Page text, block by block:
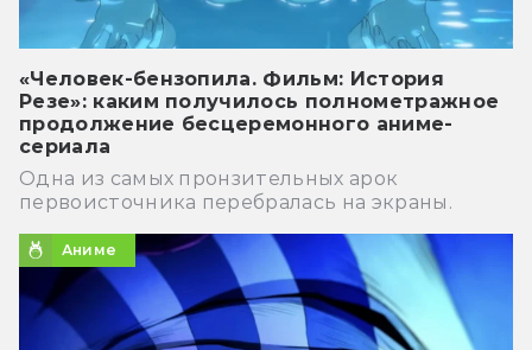
«Человек-бензопила. Фильм: История
Резе»: каким получилось полнометражное
продолжение бесцеремонного аниме-
сериала
Одна из самых пронзительных арок
первоисточника перебралась на экраны.
Аниме